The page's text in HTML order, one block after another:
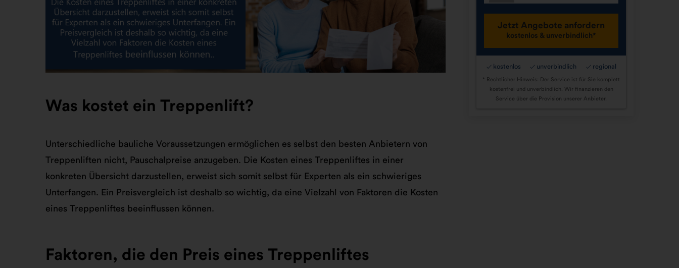
Was kostet ein Treppenlift?
Unterschiedliche bauliche Voraussetzungen ermöglichen es selbst den besten Anbietern von
Treppenliften nicht, Pauschalpreise anzugeben. Die Kosten eines Treppenliftes in einer
konkreten Übersicht darzustellen, erweist sich somit selbst für Experten als ein schwieriges
Unterfangen. Ein Preisvergleich ist deshalb so wichtig, da eine Vielzahl von Faktoren die Kosten
eines Treppenliftes beeinflussen können.
Faktoren, die den Preis eines Treppenliftes
Jetzt Angebote anfordern
kostenlos & unverbindlich*
✓ kostenlos ✓ unverbindlich ✓ regional
* Rechtlicher Hinweis: Der Service ist für Sie komplett
kostenfrei und unverbindlich. Wir finanzieren den
Service über die Provision unserer Anbieter.